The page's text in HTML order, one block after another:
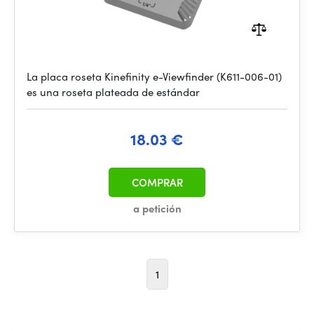
La placa roseta Kinefinity e-Viewfinder (K611-006-01)
es una roseta plateada de estándar
18.03 €
a petición
COMPRAR
1